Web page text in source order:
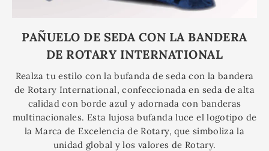
PAÑUELO DE SEDA CON LA BANDERA
DE ROTARY INTERNATIONAL
Realza tu estilo con la bufanda de seda con la bandera
de Rotary International, confeccionada en seda de alta
calidad con borde azul y adornada con banderas
multinacionales. Esta lujosa bufanda luce el logotipo de
la Marca de Excelencia de Rotary, que simboliza la
unidad global y los valores de Rotary.